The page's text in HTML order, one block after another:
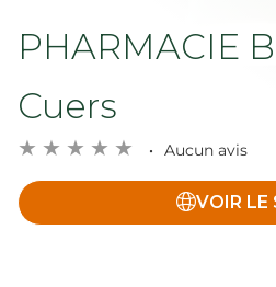
PHARMACIE
Cuers
Aucun avis
VOIR LE